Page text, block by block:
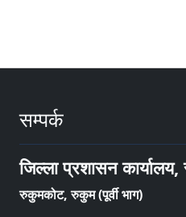
सम्पर्क
जिल्ला प्रशासन कार्यालय,
रुकुमकोट, रुकुम (पूर्वी भाग)